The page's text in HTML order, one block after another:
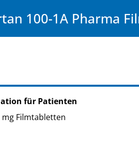
100-1A Pharma
für Patienten
mg Filmtabletten